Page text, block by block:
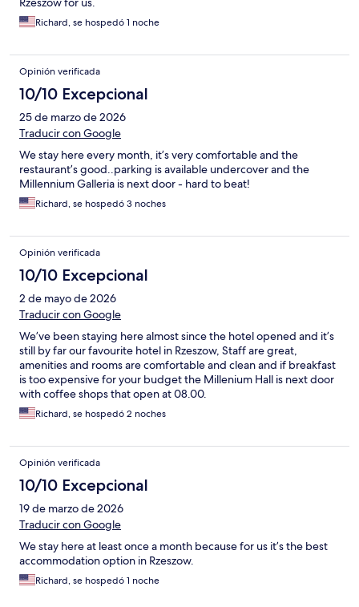
Richard, se hospedó 1 noche
Opinión verificada
10/10 Excepcional
25 de marzo de 2026
Traducir con Google
We stay here every month, it’s very comfortable and the
restaurant’s good..parking is available undercover and the
Millennium Galleria is next door - hard to beat!
Richard, se hospedó 3 noches
Opinión verificada
10/10 Excepcional
2 de mayo de 2026
Traducir con Google
We’ve been staying here almost since the hotel opened and it’s
still by far our favourite hotel in Rzeszow, Staff are great,
amenities and rooms are comfortable and clean and if breakfast
is too expensive for your budget the Millenium Hall is next door
with coffee shops that open at 08.00.
Richard, se hospedó 2 noches
Opinión verificada
10/10 Excepcional
19 de marzo de 2026
Traducir con Google
We stay here at least once a month because for us it’s the best
accommodation option in Rzeszow.
Richard, se hospedó 1 noche